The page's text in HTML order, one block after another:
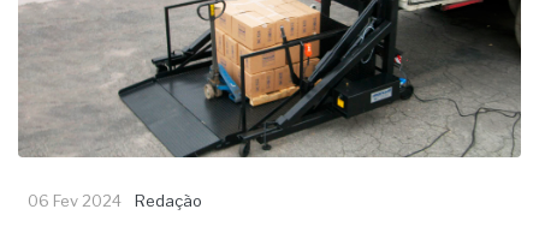
06 Fev 2024 Redação